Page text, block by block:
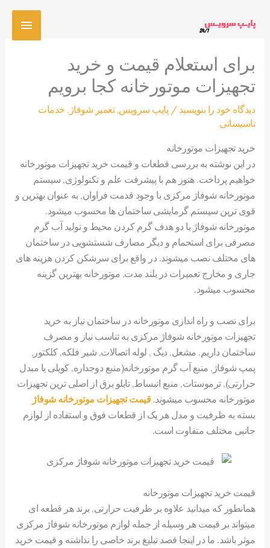
برای استعلام قیمت و خرید
تجهیزات موتورخانه کجا برویم
دیدگاه‌ خود را بنویسید / پایپ سرویس,تعمیر شوفاژ , خدمات
تاسیساتی
خرید تجهیزات موتورخانه
در این نوشته به بررسی قطعات و قیمت خرید تجهیزات موتورخانه
خواهیم پرداخت. هنوز هم با پیشرفت علم و تکنولوژی, سیستم
موتورخانه شوفاژ مرکزی با وجود قدمت فراوان, به عنوان بهترین و
قوی ترین سیستم گرمایشی ساختمان ها محسوب میشود.
موتورخانه شوفاژ با دو هدف گرم کردن محیط و تولید آب گرم
مصرفی برای استحمام و دیگر مصارف شستشویی در ساختمان
های مختلف نصب میشوند. در واقع برای سرشکن کردن هزینه های
جاری و مخارج تعمیرات در بلند مدت, موتورخانه بهترین گزینه
محسوب میشود.
برای نصب و راه اندازی موتورخانه در ساختمان نیاز به خرید
تجهیزات موتورخانه شوفاژ مرکزی به تناسب نیاز و مصرف
ساختمان داریم. مشعل, دیگ , لوله اتصالات, شیر فلکه, کلکتور,
پمپ شوفاژ, منبع آب گرم موتورخانه(منبع دوجداره, کویلی یا مبدل
حرارتی), ترموستات, منبع انبساط, تابلو برق از اصلی ترین تجهیزات
موتورخانه محسوب میشوند.قیمت تجهیزات موتورخانه شوفاژ
بسته به ظرفیت و مدل هر یک از قطعات فوق و استفاده از لوازم
جانبی مختلف متفاوت است.
قیمت خرید تجهیزات موتورخانه
همانطور که میدانید علاوه بر ظرفیت حرارتی, برند هر قطعه ای
میتواند بر قیمت هر وسیله از جمله لوازم موتورخانه شوفاژ مرکزی
موثر باشد. ما در اینجا قصد تبلیغ برند خاصی را نداشته و قیمت خرید